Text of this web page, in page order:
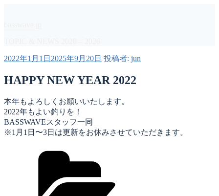
へ
キ
プ
投
日:
2022年1月1日 2025年9月20日 投稿者: jun
HAPPY NEW YEAR 2022
本年もよろしくお願いいたします。
2022年もよい釣りを！
BASSWAVEスタッフ一同
※1月1日〜3日は更新をお休みさせていただきます。